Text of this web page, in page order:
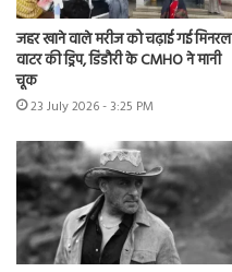
जहर खाने वाले मरीज को चढ़ाई गई मिनरल
वाटर की ड्रिप, डिंडौरी के CMHO ने मानी
चूक
23 July 2026 - 3:25 PM